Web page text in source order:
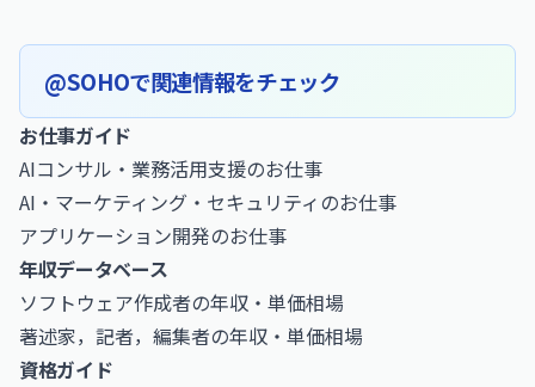
@SOHOで関連情報をチェック
お仕事ガイド
AIコンサル・業務活用支援のお仕事
AI・マーケティング・セキュリティのお仕事
アプリケーション開発のお仕事
年収データベース
ソフトウェア作成者の年収・単価相場
著述家，記者，編集者の年収・単価相場
資格ガイド